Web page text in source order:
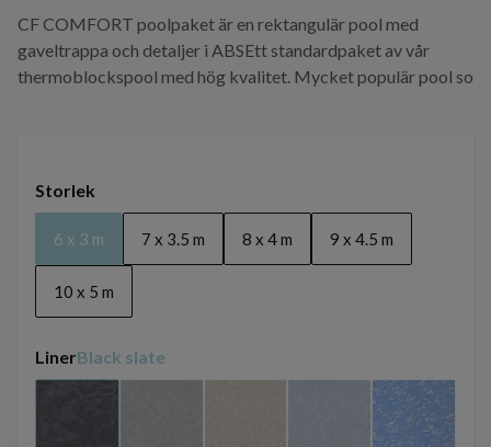
CF COMFORT poolpaket är en rektangulär pool med
gaveltrappa och detaljer i ABSEtt standardpaket av vår
thermoblockspool med hög kvalitet. Mycket populär pool so
Storlek
6 x 3 m 7 x 3.5 m 8 x 4 m 9 x 4.5 m
10 x 5 m
LinerBlack slate